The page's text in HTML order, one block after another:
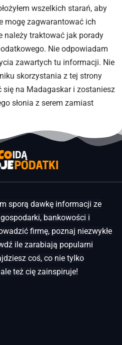
wszelkich starań, aby
mogę zagwarantować ich
należy traktować jak porady
Nie odpowiadam
zawartych tu informacji. Nie
skorzystania z tej strony
na Madagaskar i zostaniesz
słonia z serem zamiast
sporą dawkę informacji ze
bankowości i
firmę, poznaj niezwykłe
ile zarabiają popularni
coś, co nie tylko
też cię zainspiruje!